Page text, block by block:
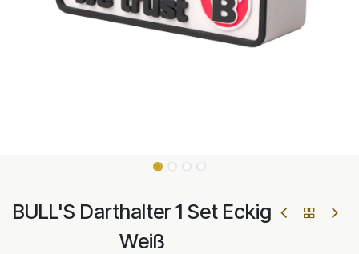
BULL'S Darthalter 1 Set Eckig
Weiß